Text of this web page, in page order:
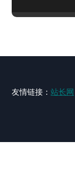
友情链接： 站长网